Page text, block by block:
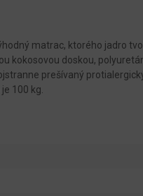
matrac, ktorého jadro
kokosovou doskou,
prešívaný
100 kg.